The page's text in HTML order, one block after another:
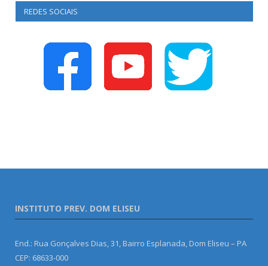
REDES SOCIAIS
INSTITUTO PREV. DOM ELISEU
End.: Rua Gonçalves Dias, 31, Bairro Esplanada, Dom Eliseu – PA
CEP: 68633-000